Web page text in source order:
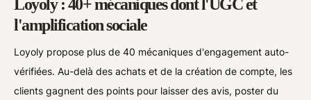
Loyoly : 40+ mécaniques dont l'UGC et
l'amplification sociale
Loyoly propose plus de 40 mécaniques d'engagement auto-
vérifiées. Au-delà des achats et de la création de compte, les
clients gagnent des points pour laisser des avis, poster du